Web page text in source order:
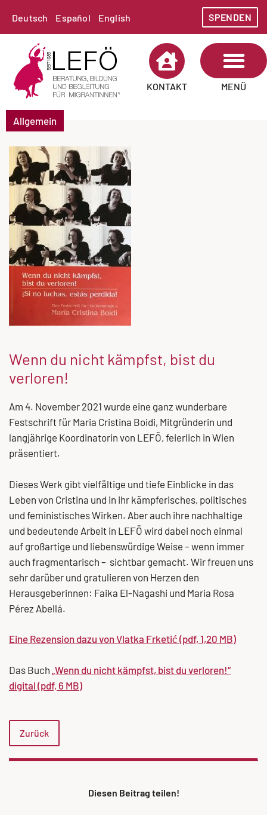
Deutsch Español English SPENDEN
KONTAKT MENÜ
Allgemein
Wenn du nicht kämpfst, bist du
verloren!
Am 4. November 2021 wurde eine ganz wunderbare
Festschrift für Maria Cristina Boidi, Mitgründerin und
langjährige Koordinatorin von LEFÖ, feierlich in Wien
präsentiert.
Dieses Werk gibt vielfältige und tiefe Einblicke in das
Leben von Cristina und in ihr kämpferisches, politisches
und feministisches Wirken. Aber auch ihre nachhaltige
und bedeutende Arbeit in LEFÖ wird dabei noch einmal
auf großartige und liebenswürdige Weise – wenn immer
auch fragmentarisch – sichtbar gemacht. Wir freuen uns
sehr darüber und gratulieren von Herzen den
Herausgeberinnen: Faika El-Nagashi und Maria Rosa
Pérez Abellá.
Eine Rezension dazu von Vlatka Frketić (pdf, 1,20 MB)
Das Buch „Wenn du nicht kämpfst, bist du verloren!“
digital (pdf, 6 MB)
Zurück
Diesen Beitrag teilen!